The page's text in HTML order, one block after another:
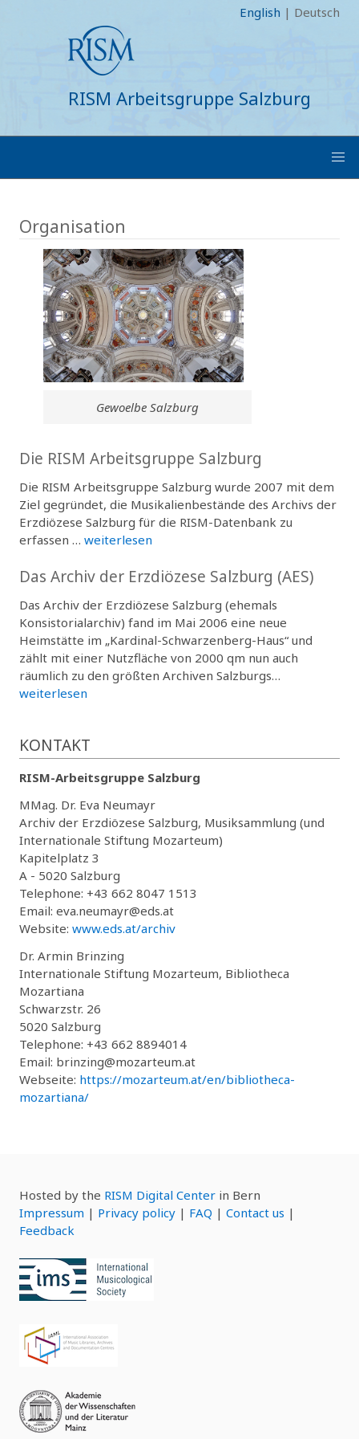
English | Deutsch
RISM Arbeitsgruppe Salzburg
Organisation
Gewoelbe Salzburg
Die RISM Arbeitsgruppe Salzburg
Die RISM Arbeitsgruppe Salzburg wurde 2007 mit dem
Ziel gegründet, die Musikalienbestände des Archivs der
Erzdiözese Salzburg für die RISM-Datenbank zu
erfassen … weiterlesen
Das Archiv der Erzdiözese Salzburg (AES)
Das Archiv der Erzdiözese Salzburg (ehemals
Konsistorialarchiv) fand im Mai 2006 eine neue
Heimstätte im „Kardinal-Schwarzenberg-Haus“ und
zählt mit einer Nutzfläche von 2000 qm nun auch
räumlich zu den größten Archiven Salzburgs…
weiterlesen
KONTAKT
RISM-Arbeitsgruppe Salzburg
MMag. Dr. Eva Neumayr
Archiv der Erzdiözese Salzburg, Musiksammlung (und
Internationale Stiftung Mozarteum)
Kapitelplatz 3
A - 5020 Salzburg
Telephone: +43 662 8047 1513
Email: eva.neumayr@eds.at
Website: www.eds.at/archiv
Dr. Armin Brinzing
Internationale Stiftung Mozarteum, Bibliotheca
Mozartiana
Schwarzstr. 26
5020 Salzburg
Telephone: +43 662 8894014
Email: brinzing@mozarteum.at
Webseite: https://mozarteum.at/en/bibliotheca-
mozartiana/
Hosted by the RISM Digital Center in Bern
Impressum | Privacy policy | FAQ | Contact us |
Feedback